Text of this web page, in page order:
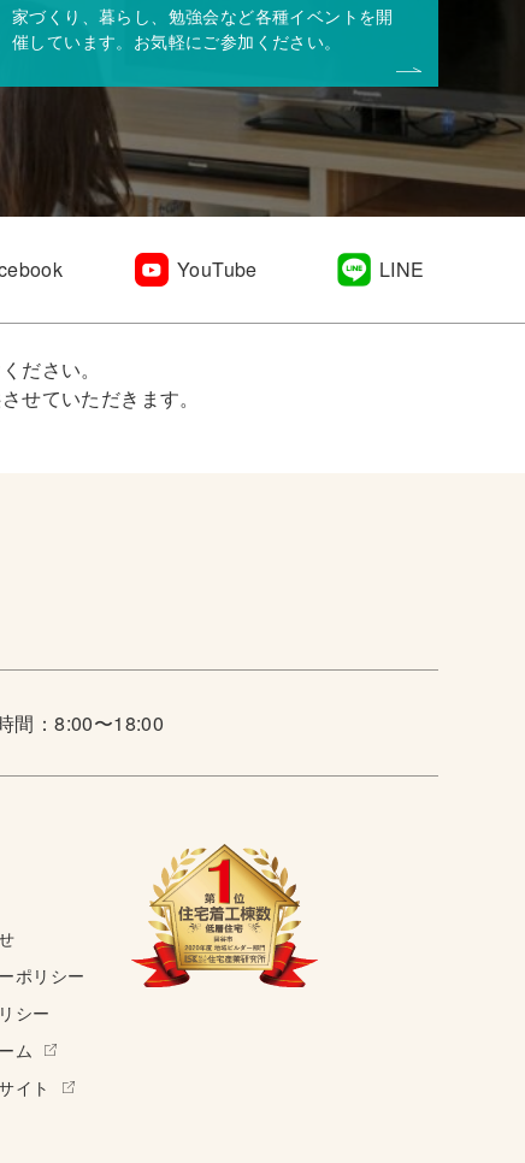
家づくり、暮らし、勉強会など各種イベントを開
催しています。お気軽にご参加ください。
YouTube LINE
ださい。
せていただきます。
間：8:00〜18:00
ポリシー
シー
ム
イト